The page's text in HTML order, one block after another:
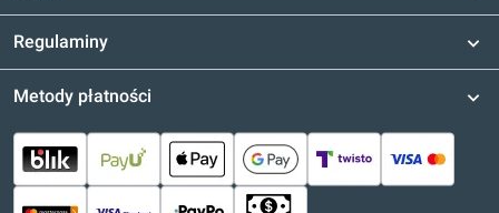
Regulaminy
Metody płatności